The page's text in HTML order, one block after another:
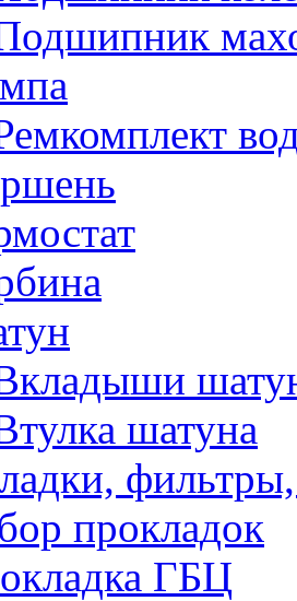
шатуна
прокладок
ГБЦ